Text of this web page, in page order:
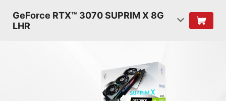
GeForce RTX™ 3070 SUPRIM X 8G
LHR